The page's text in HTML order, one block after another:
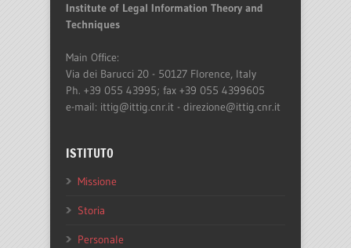
Institute of Legal Information Theory and
Techniques
Main Office:
Via dei Barucci 20 - 50127 Florence, Italy
Ph. +39 055 43995; fax +39 055 4399605
e-mail: ittig@ittig.cnr.it - direzione@ittig.cnr.it
ISTITUTO
Missione
Storia
Personale